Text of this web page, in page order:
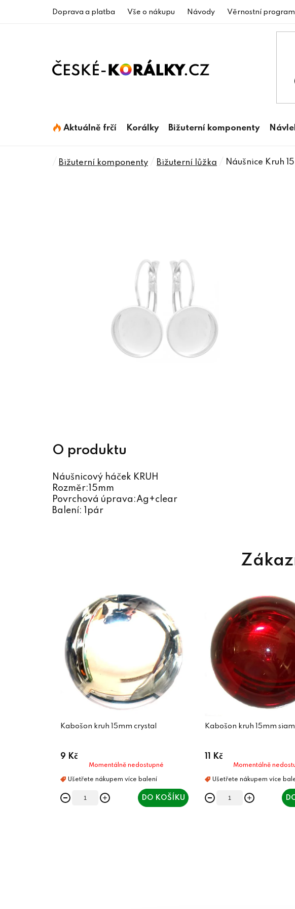
Doprava a platba Vše o nákupu Návody Věrnostní program
Aktuálně frčí Korálky Bižuterní komponenty
Domů
Bižuterní komponenty Bižuterní lůžka Náušnice Kruh
Náušnicový háček KRUH
Rozměr:15mm
Povrchová úprava:Ag+clear
Balení: 1pár
Kabošon kruh 15mm crystal
9 Kč
Momentálně nedostupné
DO KOŠÍKU
Kabošon kruh 15mm siam
11 Kč
Momentálně